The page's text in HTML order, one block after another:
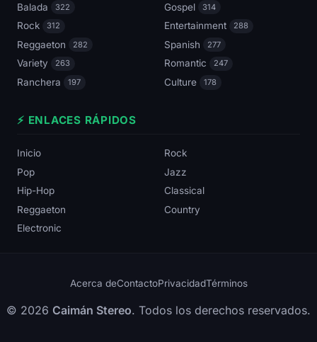
Balada 322 Gospel 314
Rock 312 Entertainment 288
Reggaeton 282 Spanish 277
Variety 263 Romantic 247
Ranchera 197 Culture 178
⚡ ENLACES RÁPIDOS
Inicio
Rock
Pop
Jazz
Hip-Hop
Classical
Reggaeton
Country
Electronic
Acerca deContactoPrivacidadTérminos
© 2026 Caimán Stereo. Todos los derechos reservados.